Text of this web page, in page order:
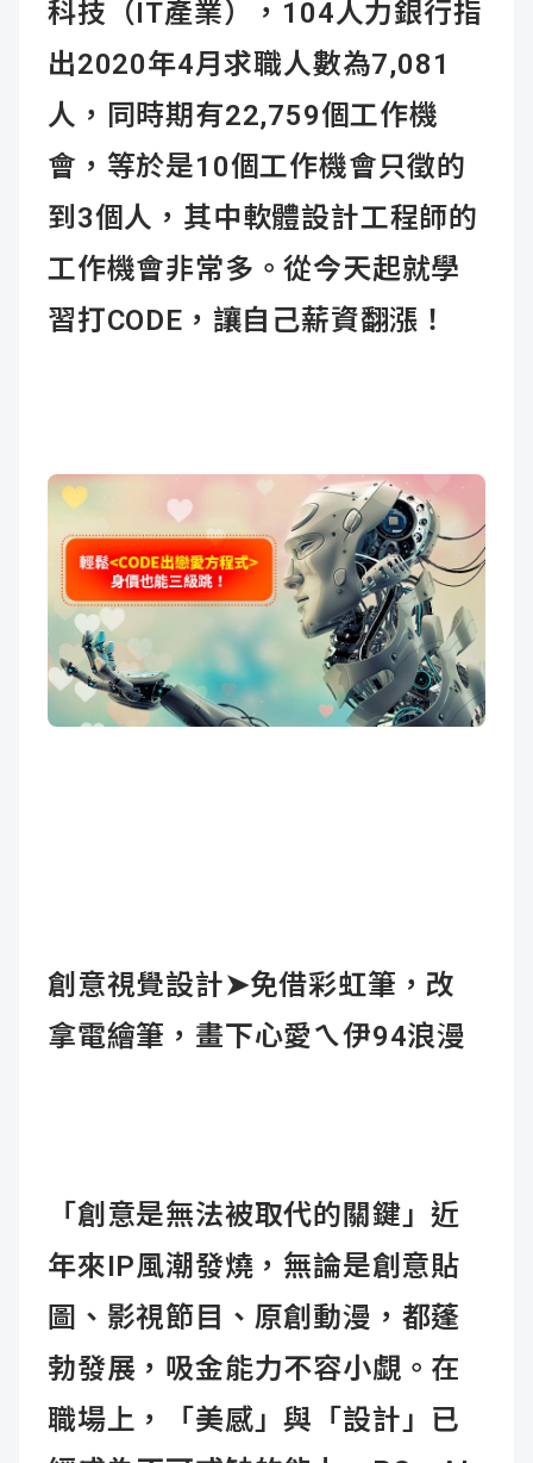
科技（IT產業），104人力銀行指
出2020年4月求職人數為7,081
人，同時期有22,759個工作機
會，等於是10個工作機會只徵的
到3個人，其中軟體設計工程師的
工作機會非常多。從今天起就學
習打CODE，讓自己薪資翻漲！
創意視覺設計➤免借彩虹筆，改
拿電繪筆，畫下心愛ㄟ伊94浪漫
「創意是無法被取代的關鍵」近
年來IP風潮發燒，無論是創意貼
圖、影視節目、原創動漫，都蓬
勃發展，吸金能力不容小覷。在
職場上，「美感」與「設計」已